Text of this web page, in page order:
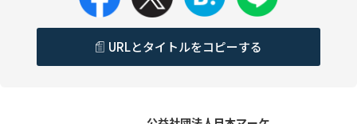
URLとタイトルをコピーする